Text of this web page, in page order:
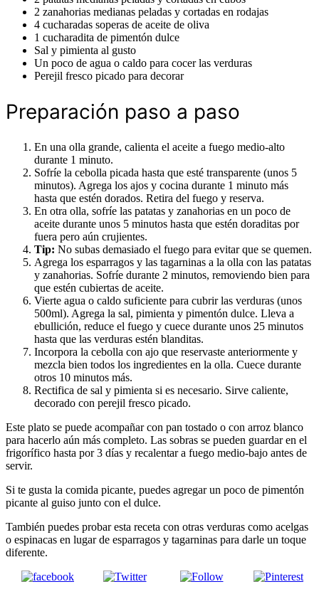
2 zanahorias medianas peladas y cortadas en rodajas
4 cucharadas soperas de aceite de oliva
1 cucharadita de pimentón dulce
Sal y pimienta al gusto
Un poco de agua o caldo para cocer las verduras
Perejil fresco picado para decorar
Preparación paso a paso
En una olla grande, calienta el aceite a fuego medio-alto
durante 1 minuto.
Sofríe la cebolla picada hasta que esté transparente (unos 5
minutos). Agrega los ajos y cocina durante 1 minuto más
hasta que estén dorados. Retira del fuego y reserva.
En otra olla, sofríe las patatas y zanahorias en un poco de
aceite durante unos 5 minutos hasta que estén doraditas por
fuera pero aún crujientes.
Tip: No subas demasiado el fuego para evitar que se quemen.
Agrega los esparragos y las tagarninas a la olla con las patatas
y zanahorias. Sofríe durante 2 minutos, removiendo bien para
que estén cubiertas de aceite.
Vierte agua o caldo suficiente para cubrir las verduras (unos
500ml). Agrega la sal, pimienta y pimentón dulce. Lleva a
ebullición, reduce el fuego y cuece durante unos 25 minutos
hasta que las verduras estén blanditas.
Incorpora la cebolla con ajo que reservaste anteriormente y
mezcla bien todos los ingredientes en la olla. Cuece durante
otros 10 minutos más.
Rectifica de sal y pimienta si es necesario. Sirve caliente,
decorado con perejil fresco picado.
Este plato se puede acompañar con pan tostado o con arroz blanco
para hacerlo aún más completo. Las sobras se pueden guardar en el
frigorífico hasta por 3 días y recalentar a fuego medio-bajo antes de
servir.
Si te gusta la comida picante, puedes agregar un poco de pimentón
picante al guiso junto con el dulce.
También puedes probar esta receta con otras verduras como acelgas
o espinacas en lugar de esparragos y tagarninas para darle un toque
diferente.